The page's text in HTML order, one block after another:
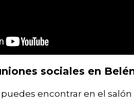
sociales en
encontrar en el